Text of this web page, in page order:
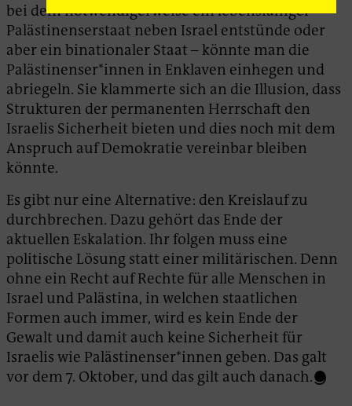
bei dem notwendigerweise ein lebensfähiger
Palästinenserstaat neben Israel entstünde oder
aber ein binationaler Staat – könnte man die
Palästinenser*innen in Enklaven einhegen und
abriegeln. Sie klammerte sich an die Illusion, dass
Strukturen der permanenten Herrschaft den
Israelis Sicherheit bieten und dies noch mit dem
Anspruch auf Demokratie vereinbar bleiben
könnte.
Es gibt nur eine Alternative: den Kreislauf zu
durchbrechen. Dazu gehört das Ende der
aktuellen Eskalation. Ihr folgen muss eine
politische Lösung statt einer militärischen. Denn
ohne ein Recht auf Rechte für alle Menschen in
Israel und Palästina, in welchen staatlichen
Formen auch immer, wird es kein Ende der
Gewalt und damit auch keine Sicherheit für
Israelis wie Palästinenser*innen geben. Das galt
vor dem 7. Oktober, und das gilt auch danach.